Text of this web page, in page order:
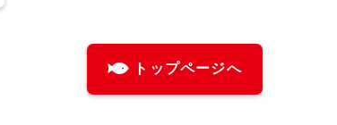
トップページへ